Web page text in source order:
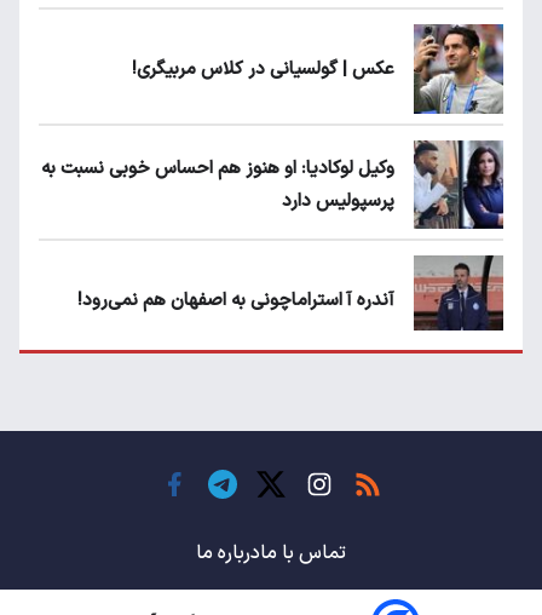
عکس | گولسیانی در کلاس مربیگری!
وکیل لوکادیا: او هنوز هم احساس خوبی نسبت به
پرسپولیس دارد
آندره آ استراماچونی به اصفهان هم نمی‌رود!
حسن روی هوا!
باشگاه های جهان
تماس با مادرباره ما